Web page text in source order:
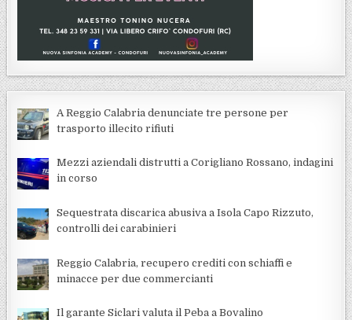
A Reggio Calabria denunciate tre persone per
trasporto illecito rifiuti
Mezzi aziendali distrutti a Corigliano Rossano, indagini
in corso
Sequestrata discarica abusiva a Isola Capo Rizzuto,
controlli dei carabinieri
Reggio Calabria, recupero crediti con schiaffi e
minacce per due commercianti
Il garante Siclari valuta il Peba a Bovalino